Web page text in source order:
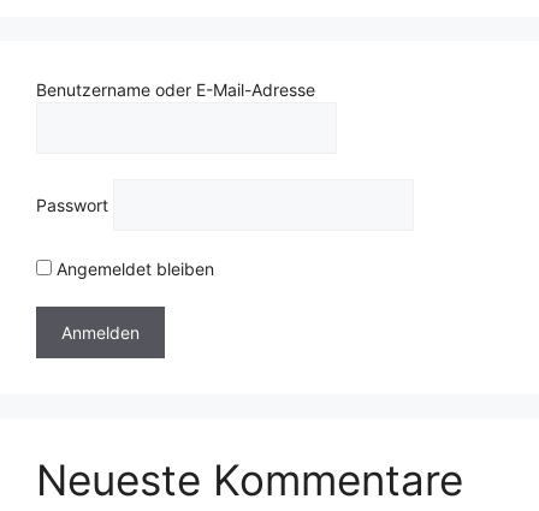
Benutzername oder E-Mail-Adresse
Passwort
Angemeldet bleiben
Neueste Kommentare